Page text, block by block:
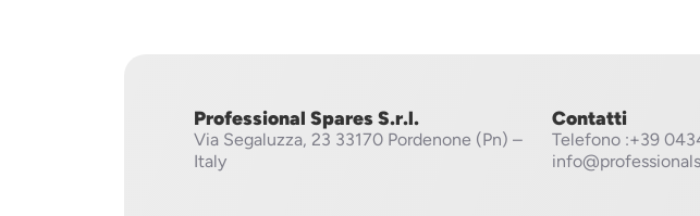
Professional Spares S.r.l.
Via Segaluzza, 23 33170 Pordenone (Pn) –
Italy
Contatti
Telefono :+39